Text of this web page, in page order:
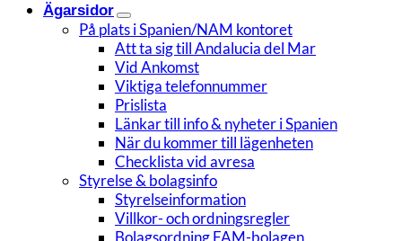
Ägarsidor
På plats i Spanien/NAM kontoret
Att ta sig till Andalucia del Mar
Vid Ankomst
Viktiga telefonnummer
Prislista
Länkar till info & nyheter i Spanien
När du kommer till lägenheten
Checklista vid avresa
Styrelse & bolagsinfo
Styrelseinformation
Villkor- och ordningsregler
Bolagsordning FAM-bolagen